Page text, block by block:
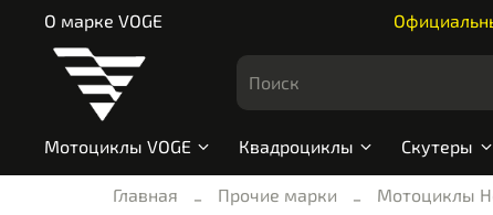
О марке VOGE
Мотоциклы VOGE Квадроциклы Скутеры
Главная Прочие марки Мотоциклы